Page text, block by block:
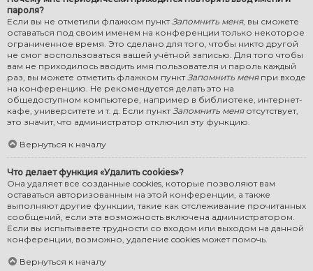
пароля?
Если вы не отметили флажком пунктЗапомнить меня, вы сможете
оставаться под своим именем на конференции только некоторое
ограниченное время. Это сделано для того, чтобы никто другой
не смог воспользоваться вашей учётной записью. Для того чтобы
вам не приходилось вводить имя пользователя и пароль каждый
раз, вы можете отметить флажком пунктЗапомнить меняпри входе
на конференцию. Не рекомендуется делать это на
общедоступном компьютере, например в библиотеке, интернет-
кафе, университете и т. д. Если пунктЗапомнить меняотсутствует,
это значит, что администратор отключил эту функцию.
Вернуться к началу
Что делает функция «Удалить cookies»?
Она удаляет все созданные cookies, которые позволяют вам
оставаться авторизованным на этой конференции, а также
выполняют другие функции, такие как отслеживание прочитанных
сообщений, если эта возможность включена администратором.
Если вы испытываете трудности со входом или выходом на данной
конференции, возможно, удаление cookies может помочь.
Вернуться к началу